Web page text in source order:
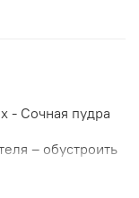
- Сочная пудра
– обустроить
К счастью, в